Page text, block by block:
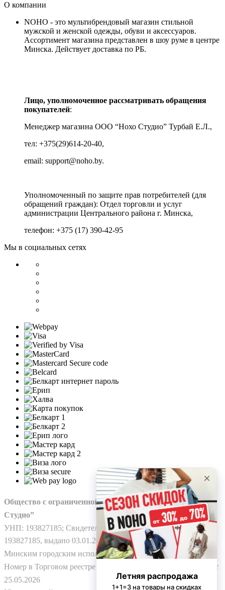
О компании
NOHO - это мультибрендовый магазин стильной
мужской и женской одежды, обуви и аксессуаров.
Ассортимент магазина представлен в шоу руме в центре
Минска. Действует доставка по РБ.
Лицо, уполномоченное рассматривать обращения
покупателей:
Менеджер магазина ООО “Нохо Студио” Турбай Е.Л.,
тел: +375(29)614-20-40,
email: support@noho.by.
Уполномоченный по защите прав потребителей (для
обращений граждан): Отдел торговли и услуг
администрации Центрального района г. Минска,
телефон: +375 (17) 390-42-95
Мы в социальных сетях
Общество с ограниченной ответственностью “Нохо
Студио”
УНП: 193827185; Свидетельство о гос. регистрации №
193827185, выдано 03.01.2025
Минским городским исполнительным комитетом.
Номер в Торговом реестре Республики Беларусь: № 778224 от
25.05.2026